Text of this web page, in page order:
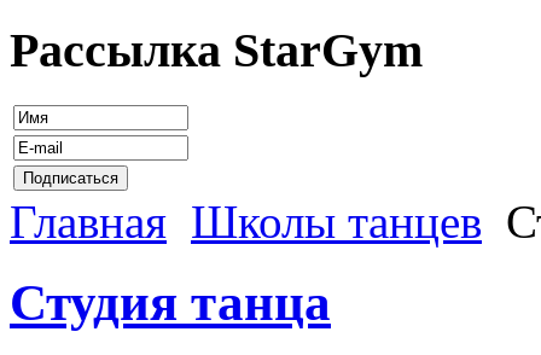
Рассылка StarGym
Главная Школы танцев
Студия танца